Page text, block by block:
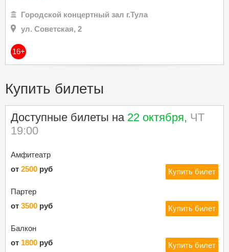
Городской концертный зал г.Тула
ул. Советская, 2
16+
Купить билеты
Доступные билеты на 22 октября, ЧТ
19:00
Амфитеатр
от 2500 руб Купить билет
Партер
от 3500 руб Купить билет
Балкон
от 1800 руб Купить билет